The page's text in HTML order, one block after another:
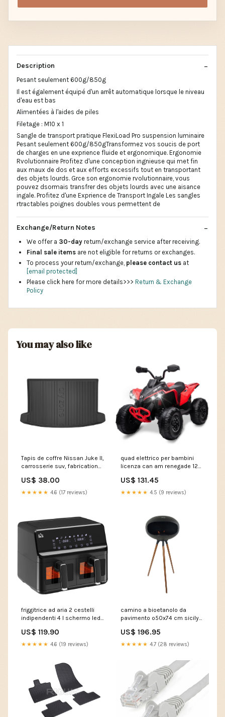
Description
Pesant seulement 600g/850g
Il est également équipé d'un arrêt automatique lorsque le niveau
d'eau est bas
Alimentées à l'aides de piles
Filetage : M10 x 1
Sangle de transport pratique FlexiLoad Pro suspension luminaire
Pesant seulement 600g/850gTransformez vos soucis de port
de charges en une exprience fluide et ergonomique. Ergonomie
Rvolutionnaire Profitez d'une conception ingnieuse qui met fin
aux maux de dos et aux efforts excessifs tout en transportant
des objets lourds. Grce son ergonomie rvolutionnaire, vous
pouvez dsormais transfrer des objets lourds avec une aisance
ingale. Profitez d'une Exprience de Transport Ingale Les sangles
rtractables poignes doubles vous permettent de
Exchange/Return Notes
We offer a 30-day return/exchange service after receiving.
Final sale items are not eligible for returns or exchanges.
To process your return/exchange, please contact us at
[email protected]
Please click here for more details>>> Return & Exchange
Policy
You may also like
Tapis de coffre Nissan Juke II,
carrosserie suv, fabrication
supérieur | DZ413535 an
fabricatie 02.2019 - 07.2023
US$ 38.00
★★★★★ 4.6 (17 reviews)
quad elettrico per bambini
licenza can am renegade 12v
ammortizzatori rosso 304015
0322260000
US$ 131.45
★★★★★ 4.5 (9 reviews)
friggitrice ad aria 2 cestelli
indipendenti 4 l schermo led
1CH12
US$ 119.90
★★★★★ 4.6 (19 reviews)
camino a bioetanolo da
pavimento o50x74 cm sicily
nero e gambe in legno rovere
304433 2300150500
US$ 196.95
★★★★★ 4.7 (28 reviews)